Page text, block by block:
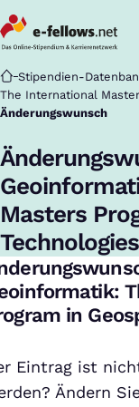
Startseite
Stipendien-
The International
Änderungswunsch
Masters
Technologies
in
Eintrag ist
Ändern